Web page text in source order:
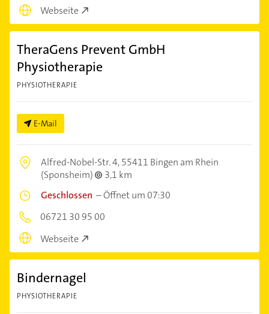
Webseite
TheraGens Prevent GmbH
Physiotherapie
PHYSIOTHERAPIE
E-Mail
Alfred-Nobel-Str. 4,55411 Bingen am Rhein
(Sponsheim)
3,1 km
Geschlossen –Öffnet um 07:30
06721 30 95 00
Webseite
Bindernagel
PHYSIOTHERAPIE